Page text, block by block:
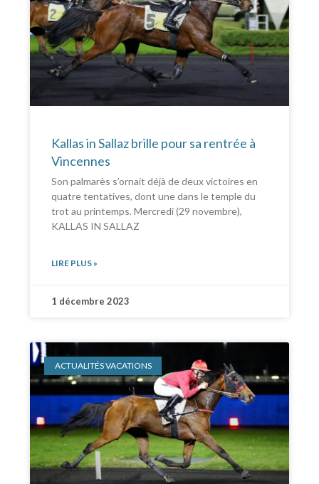
Kallas in Sallaz brille pour sa rentrée à
Vincennes
Son palmarès s’ornait déjà de deux victoires en
quatre tentatives, dont une dans le temple du
trot au printemps. Mercredi (29 novembre),
KALLAS IN SALLAZ
LIRE PLUS »
1 décembre 2023
ACTUALITÉS VACATIONS